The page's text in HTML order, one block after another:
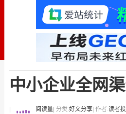
中小企业全网
阅读量 | 分类:好文分享 | 作者:读者